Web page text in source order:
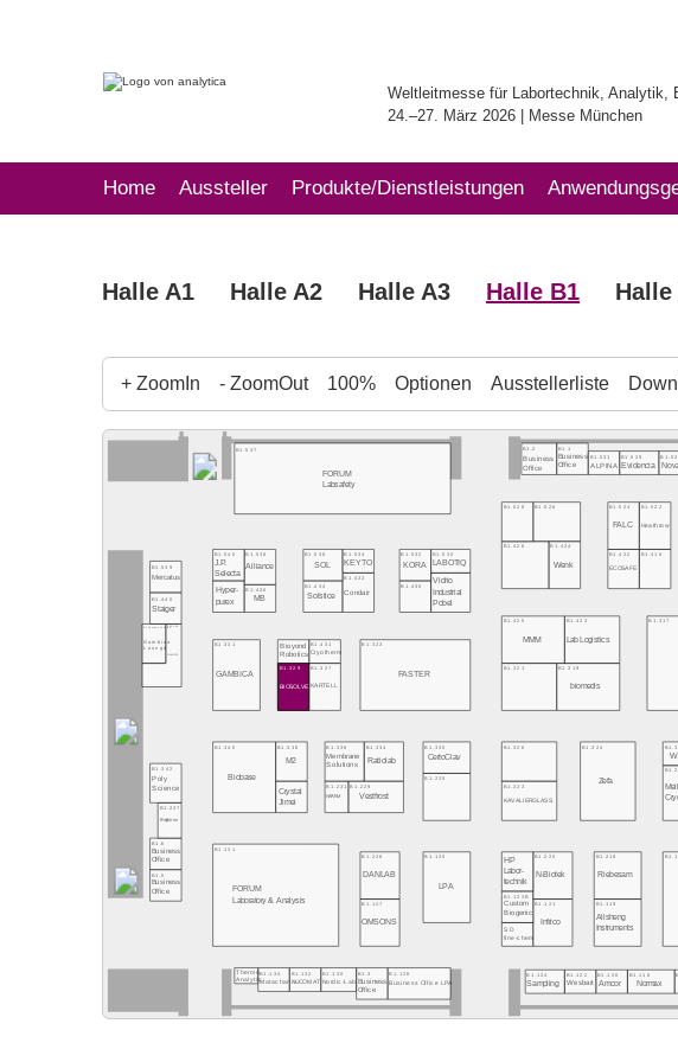
Weltleitmesse für Labortechnik, Analytik,
24.–27. März 2026 | Messe München
Home Aussteller Produkte/Dienstleistungen
Halle A1 Halle A2 Halle A3 Halle B1 Halle
+ ZoomIn - ZoomOut 100% Optionen Ausstellerliste
B1.526
B1.3
Business
Office
B1.126
Business Office LPA
B1.124
Sampling
B1.122
Wesbart
B1.120
Amcor
B1.118
Normax
B1.134
Matachana
B1.132
NUCOMAT
B1.130
Nordic-Lab
Thermo
Analytic
B1.131
FORUM
Laboratory & Analysis B1.127
OMSONS
S D
fine-chem
B1.121
Infrico
B1.119
Allsheng
Instruments
B1.125
LPA
B1.123B
Custom
Biogenic
B1.5
Business
Office
B1.228
DANLAB
B1.220
N-Biotek
B1.218
Riebesam
HP
Labor-
technik
B1.6
Business
Office
B1.237
Projektron
B1.324
Zefa
B1.225
B1.223
KAVALIERGLASS
B1.340
Biobase
Crystal
Jimei
B1.231
NAFVSM
B1.229
Vestfrost
B1.342
Poly
Science
B1.338
M2
B1.336
Membrane
Solutions
B1.334
Ratiolab
B1.326
B1.330
CertoClav
B1.331
GAMBICA
B1.329
BIOSOLVE
B1.327
KARTELL
B1.323
FASTER
B1.321 B1.319
biomedis
B1.317
B1.333A
GAMBICA
B1.Gambica Lounge
Gambica
Lounge
Bioyond
Robotics
B1.431
Cryotherm
B1.425
MMM
B1.423
Lab Logistics
B1.440
Staiger
Hyper-
purex
B1.434
Solstice
B1.432
Condair
B1.430
Vidrio
Industrial
Pobel
B1.436
MB
B1.539
Mercatus
B1.426 B1.424
Wenk
B1.422
ECOSAFE
B1.418
B1.538
Alliance
B1.540
J.P.
Selecta
B1.536
SOL
B1.532
KORA
B1.534
KEYTO
B1.530
LABOTIQ
B1.524
FALC
B1.522
Heathrow
B1.528
B1.537
FORUM
Labsafety
B1.2
Business
Office
B1.1
Business
Office
B1.531
ALPINA
B1.529
Evidencia